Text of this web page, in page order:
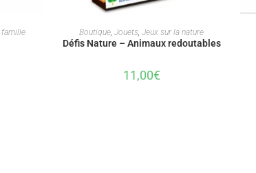
famille AJOUTER AU PANIER
Boutique, Jouets, Jeux sur la nature
Défis Nature – Animaux redoutables
11,00€